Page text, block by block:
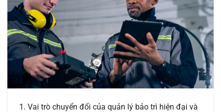
1. Vai trò chuyển đổi của quản lý bảo trì hiện đại và